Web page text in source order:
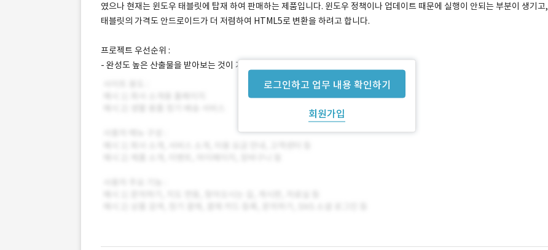
로그인하고 업무 내용 확인하기
회원가입
였으나 현재는 윈도우 태블릿에 탑재 하여 판매하는 제품입니다. 윈도우 정책이나 업데이트 때문에 실행이 안되는 부분이 생기고,
태블릿의 가격도 안드로이드가 더 저렴하여 HTML5로 변환을 하려고 합니다.
프로젝트 우선순위 :
- 완성도 높은 산출물을 받아보는 것이 가장 중요합니다.